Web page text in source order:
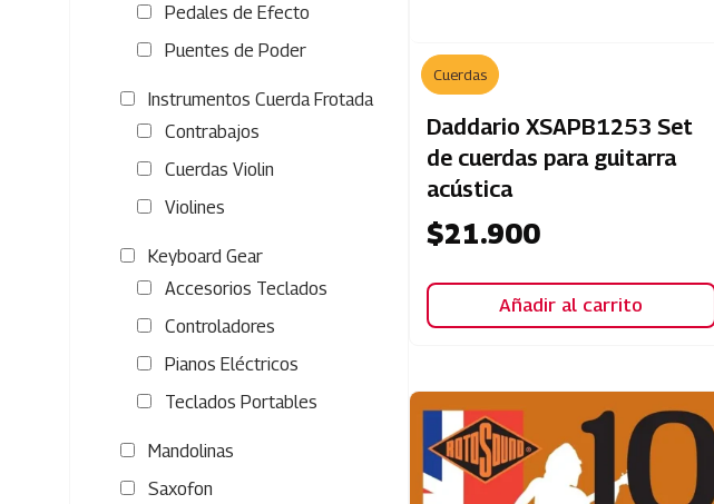
Pedales de Efecto
Puentes de Poder
Instrumentos Cuerda Frotada
Contrabajos
Cuerdas Violin
Violines
Keyboard Gear
Accesorios Teclados
Controladores
Pianos Eléctricos
Teclados Portables
Mandolinas
Saxofon
Cuerdas
Daddario XSAPB1253 Set
de cuerdas para guitarra
acústica
$21.900
Añadir al carrito